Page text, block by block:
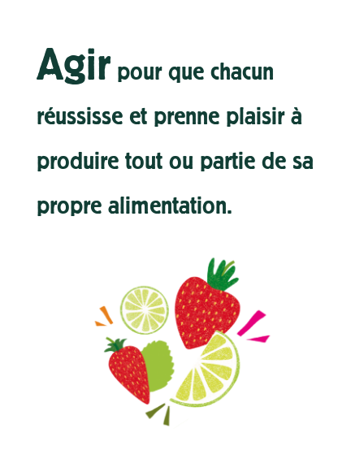
Agirpour que chacun
réussisse et prenne plaisir à
produire tout ou partie de sa
propre alimentation.